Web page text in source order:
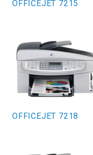
OFFICEJET 7215
OFFICEJET 7218